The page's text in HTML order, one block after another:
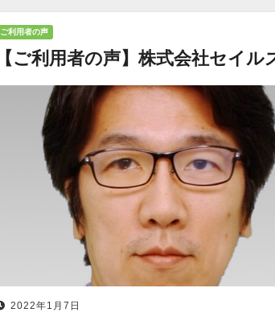
ご利用者の声
【ご利用者の声】株式会社セイル
2022年1月7日